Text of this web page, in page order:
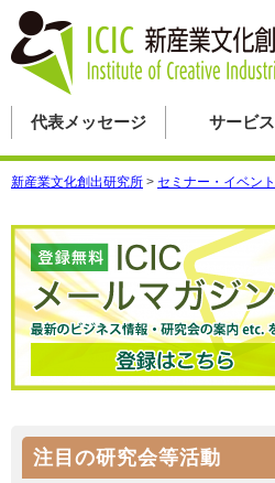
代表メッセージ サービス
新産業文化創出研究所 > セミナー・イベント
注目の研究会等活動